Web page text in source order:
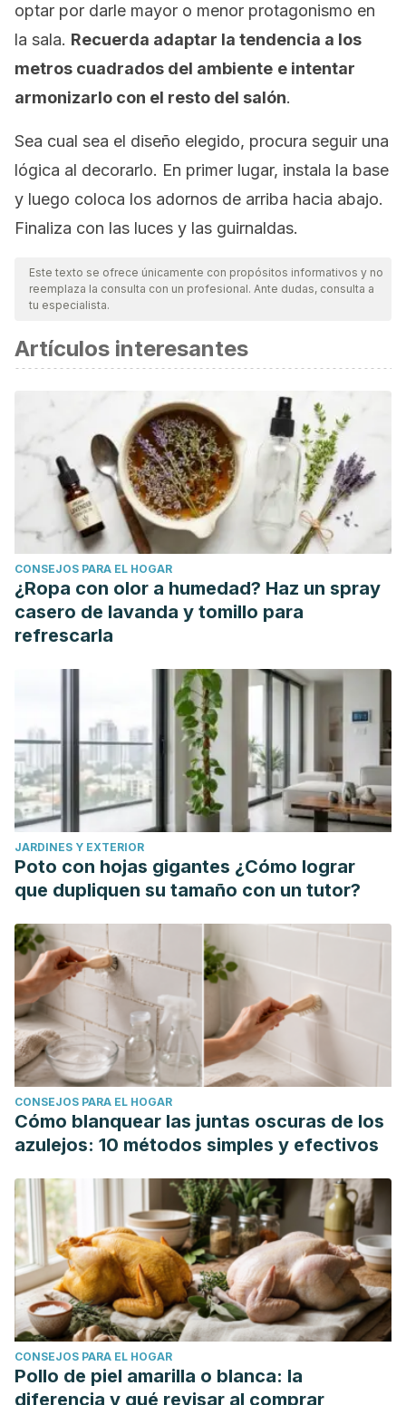
optar por darle mayor o menor protagonismo en
la sala. Recuerda adaptar la tendencia a los
metros cuadrados del ambiente e intentar
armonizarlo con el resto del salón.
Sea cual sea el diseño elegido, procura seguir una
lógica al decorarlo. En primer lugar, instala la base
y luego coloca los adornos de arriba hacia abajo.
Finaliza con las luces y las guirnaldas.
Este texto se ofrece únicamente con propósitos informativos y no
reemplaza la consulta con un profesional. Ante dudas, consulta a
tu especialista.
Artículos interesantes
CONSEJOS PARA EL HOGAR
¿Ropa con olor a humedad? Haz un spray
casero de lavanda y tomillo para
refrescarla
JARDINES Y EXTERIOR
Poto con hojas gigantes ¿Cómo lograr
que dupliquen su tamaño con un tutor?
CONSEJOS PARA EL HOGAR
Cómo blanquear las juntas oscuras de los
azulejos: 10 métodos simples y efectivos
CONSEJOS PARA EL HOGAR
Pollo de piel amarilla o blanca: la
diferencia y qué revisar al comprar